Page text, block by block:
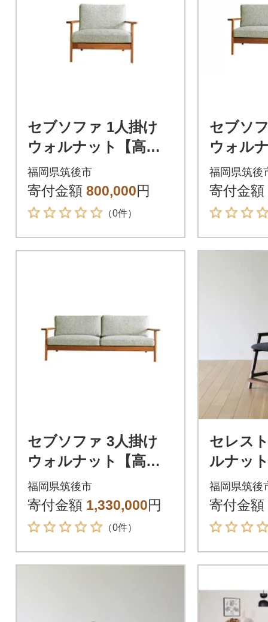
セブソファ 1人掛け
ウォルナット【高野
木工】
福岡県筑後市
寄付金額 800,000円
（0件）
セブソ
ウォル
木工】
福岡県筑後
寄付金額
セブソファ 3人掛け
ウォルナット【高野
木工】
福岡県筑後市
寄付金額 1,330,000円
（0件）
セレス
ルナッ
チャコ
【高野
福岡県筑後
寄付金額